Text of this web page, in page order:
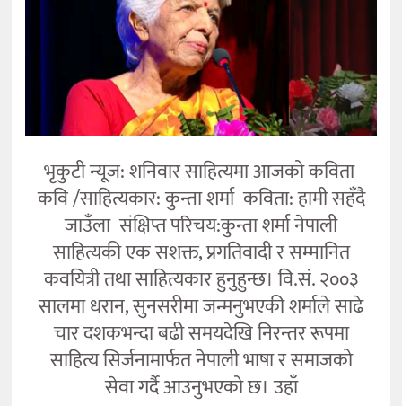
भृकुटी न्यूज: शनिवार साहित्यमा आजको कविता
कवि /साहित्यकार: कुन्ता शर्मा कविता: हामी सहँदै
जाउँला संक्षिप्त परिचय:कुन्ता शर्मा नेपाली
साहित्यकी एक सशक्त, प्रगतिवादी र सम्मानित
कवयित्री तथा साहित्यकार हुनुहुन्छ। वि.सं. २००३
सालमा धरान, सुनसरीमा जन्मनुभएकी शर्माले साढे
चार दशकभन्दा बढी समयदेखि निरन्तर रूपमा
साहित्य सिर्जनामार्फत नेपाली भाषा र समाजको
सेवा गर्दै आउनुभएको छ। उहाँ